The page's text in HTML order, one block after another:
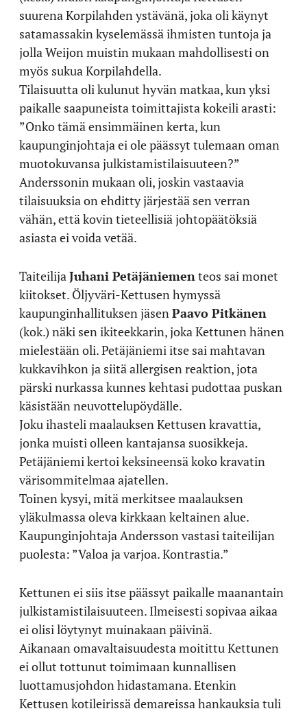
suurena Korpilahden ystävänä, joka oli käynyt
satamassakin kyselemässä ihmisten tuntoja ja
jolla Weijon muistin mukaan mahdollisesti on
myös sukua Korpilahdella.
Tilaisuutta oli kulunut hyvän matkaa, kun yksi
paikalle saapuneista toimittajista kokeili arasti:
”Onko tämä ensimmäinen kerta, kun
kaupunginjohtaja ei ole päässyt tulemaan oman
muotokuvansa julkistamistilaisuuteen?”
Anderssonin mukaan oli, joskin vastaavia
tilaisuuksia on ehditty järjestää sen verran
vähän, että kovin tieteellisiä johtopäätöksiä
asiasta ei voida vetää.
Taiteilija Juhani Petäjäniemen teos sai monet
kiitokset. Öljyväri-Kettusen hymyssä
kaupunginhallituksen jäsen Paavo Pitkänen
(kok.) näki sen ikiteekkarin, joka Kettunen hänen
mielestään oli. Petäjäniemi itse sai mahtavan
kukkavihkon ja siitä allergisen reaktion, jota
pärski nurkassa kunnes kehtasi pudottaa puskan
käsistään neuvottelupöydälle.
Joku ihasteli maalauksen Kettusen kravattia,
jonka muisti olleen kantajansa suosikkeja.
Petäjäniemi kertoi keksineensä koko kravatin
värisommitelmaa ajatellen.
Toinen kysyi, mitä merkitsee maalauksen
yläkulmassa oleva kirkkaan keltainen alue.
Kaupunginjohtaja Andersson vastasi taiteilijan
puolesta: ”Valoa ja varjoa. Kontrastia.”
Kettunen ei siis itse päässyt paikalle maanantain
julkistamistilaisuuteen. Ilmeisesti sopivaa aikaa
ei olisi löytynyt muinakaan päivinä.
Aikanaan omavaltaisuudesta moitittu Kettunen
ei ollut tottunut toimimaan kunnallisen
luottamusjohdon hidastamana. Etenkin
Kettusen kotileirissä demareissa hankauksia tuli